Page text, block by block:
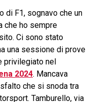
di F1, sognavo che un
che ho sempre
Ci sono stato
una sessione di prove
privilegiato nel
2024. Mancava
che si snoda tra
Tamburello, via